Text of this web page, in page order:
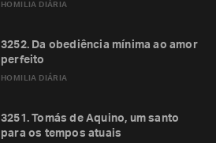
HOMILIA DIÁRIA
HOMILIA DIÁRIA
3252. Da obediência mínima ao amor
perfeito
3251. Tomás de Aquino, um santo
para os tempos atuais